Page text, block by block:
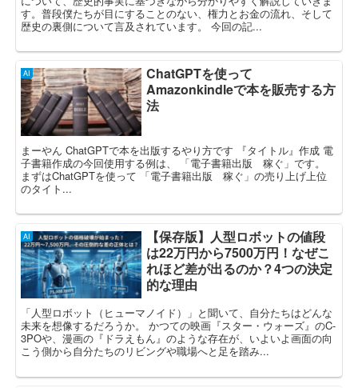
す。普段僕たちが目にすることのない、権力とお金の流れ、そして
歴史の裏側について言及されています。 今回の記...
AI
ChatGPTを使って
Amazonkindleで本を販売する方
法
まーやん ChatGPTで本を出版するやり方です 『タイトル』作成 電
子書籍作成の今回使用する例は、 「電子書籍出版 稼ぐ」です。
まずはChatGPTを使って 「電子書籍出版 稼ぐ」の売り上げ上位
のタイト...
AI
【保存版】人型ロボットの値段
は22万円から7500万円！なぜこ
れほど差が出るのか？4つの決定
的な理由
「人型ロボット（ヒューマノイド）」と聞いて、自分たちはどんな
未来を想像するだろうか。 かつての映画『スター・ウォーズ』のC-
3POや、漫画の『ドラえもん』のような存在が、いよいよ画面の向
こう側から自分たちのリビングや職場へと足を踏み...